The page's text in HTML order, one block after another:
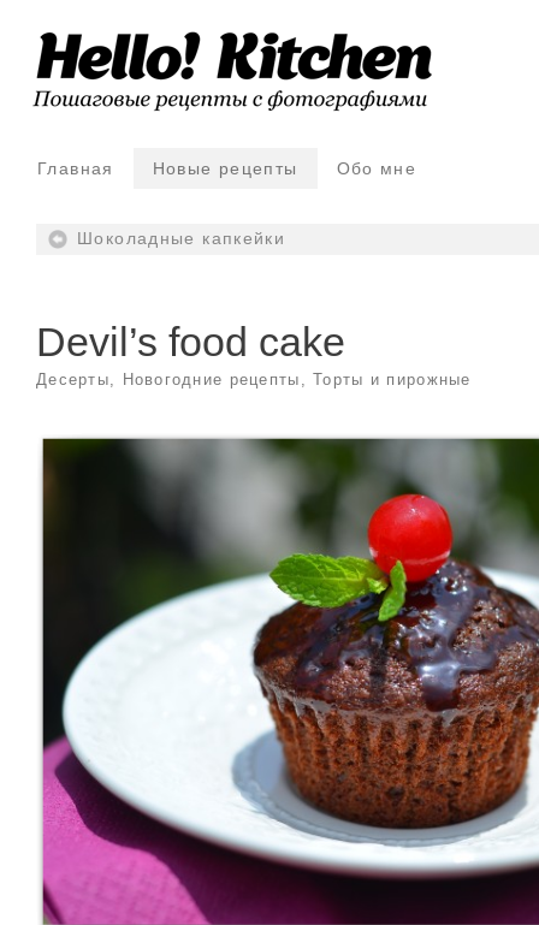
Главная Новые рецепты Обо мне
Шоколадные капкейки
Devil’s food cake
Десерты, Новогодние рецепты ,Торты и пирожные